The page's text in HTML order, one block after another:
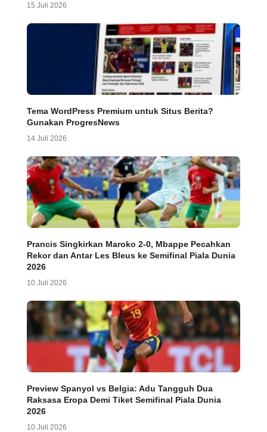
15 Juli 2026
Tema WordPress Premium untuk Situs Berita?
Gunakan ProgresNews
14 Juli 2026
Prancis Singkirkan Maroko 2-0, Mbappe Pecahkan
Rekor dan Antar Les Bleus ke Semifinal Piala Dunia
2026
10 Juli 2026
Preview Spanyol vs Belgia: Adu Tangguh Dua
Raksasa Eropa Demi Tiket Semifinal Piala Dunia
2026
10 Juli 2026